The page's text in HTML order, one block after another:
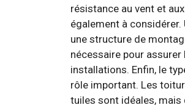
résistance au vent et
également à
une structure de
nécessaire pour assurer
installations. Enfin, le
rôle important. Les
tuiles sont idéales,